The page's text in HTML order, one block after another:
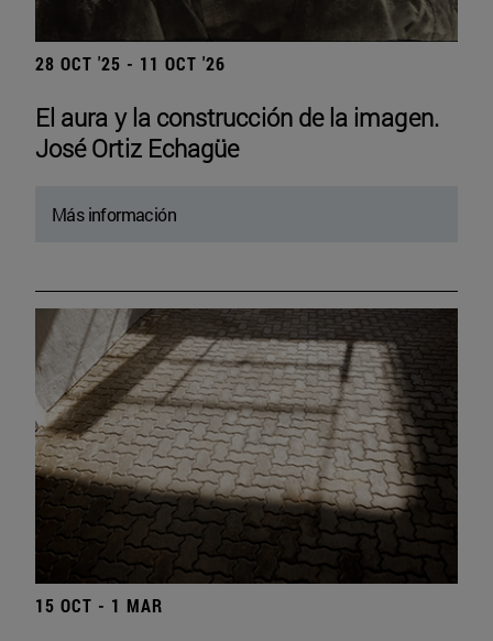
28 OCT '25 - 11 OCT '26
El aura y la construcción de la imagen.
José Ortiz Echagüe
Más información
15 OCT - 1 MAR